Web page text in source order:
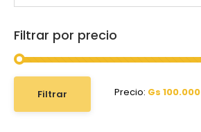
Filtrar por precio
Filtrar Precio: Gs 100.000